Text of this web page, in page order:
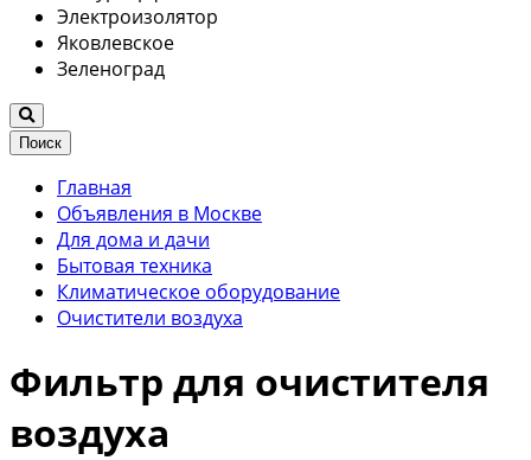
Электроизолятор
Яковлевское
Зеленоград
Поиск
Главная
Объявления в Москве
Для дома и дачи
Бытовая техника
Климатическое оборудование
Очистители воздуха
Фильтр для очистителя
воздуха